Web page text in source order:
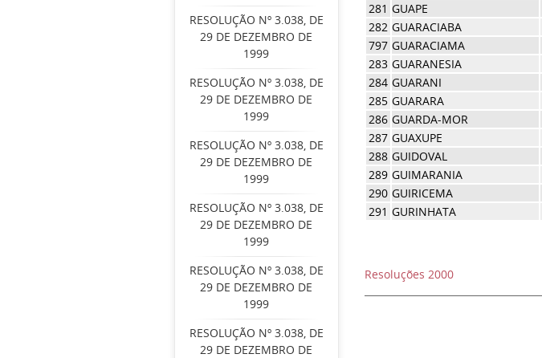
RESOLUÇÃO Nº 3.038, DE
29 DE DEZEMBRO DE
1999
RESOLUÇÃO Nº 3.038, DE
29 DE DEZEMBRO DE
1999
RESOLUÇÃO Nº 3.038, DE
29 DE DEZEMBRO DE
1999
RESOLUÇÃO Nº 3.038, DE
29 DE DEZEMBRO DE
1999
RESOLUÇÃO Nº 3.038, DE
29 DE DEZEMBRO DE
1999
RESOLUÇÃO Nº 3.038, DE
29 DE DEZEMBRO DE
281 GUAPE
282 GUARACIABA
797 GUARACIAMA
283 GUARANESIA
284 GUARANI
285 GUARARA
286 GUARDA-MOR
287 GUAXUPE
288 GUIDOVAL
289 GUIMARANIA
290 GUIRICEMA
291 GURINHATA
Resoluções 2000